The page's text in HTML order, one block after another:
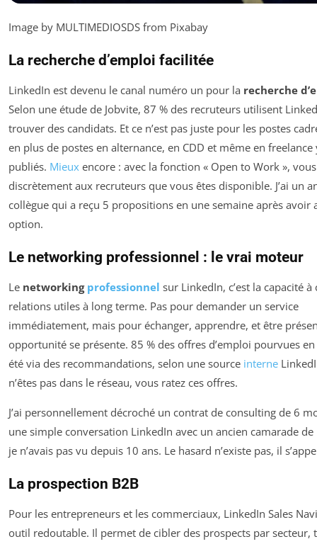
Image by MULTIMEDIOSDS from Pixabay
La recherche d’emploi facilitée
LinkedIn est devenu le canal numéro un pour la recherche
Selon une étude de Jobvite, 87 % des recruteurs utilisent
trouver des candidats. Et ce n’est pas juste pour les postes
en plus de postes en alternance, en CDD et même en freelance
publiés. Mieux encore : avec la fonction « Open to Work »,
discrètement aux recruteurs que vous êtes disponible. J’ai un
collègue qui a reçu 5 propositions en une semaine après avoir
option.
Le networking professionnel : le vrai moteur
Le networking professionnel sur LinkedIn, c’est la capacité à
relations utiles à long terme. Pas pour demander un service
immédiatement, mais pour échanger, apprendre, et être
opportunité se présente. 85 % des offres d’emploi pourvues
été via des recommandations, selon une source interne
n’êtes pas dans le réseau, vous ratez ces offres.
J’ai personnellement décroché un contrat de consulting de 6
une simple conversation LinkedIn avec un ancien camarade
je n’avais pas vu depuis 10 ans. Le hasard n’existe pas, il
La prospection B2B
Pour les entrepreneurs et les commerciaux, LinkedIn Sales
outil redoutable. Il permet de cibler des prospects par secteur,